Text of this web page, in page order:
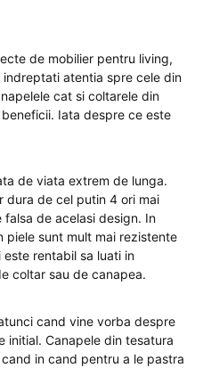
de mobilier pentru living,
atentia spre cele din
cat si coltarele din
Iata despre ce este
de viata extrem de lunga.
dura de cel putin 4 ori mai
de acelasi design. In
piele sunt mult mai rezistente
rentabil sa luati in
coltar sau de canapea.
cand vine vorba despre
initial. Canapele din tesatura
in cand pentru a le pastra